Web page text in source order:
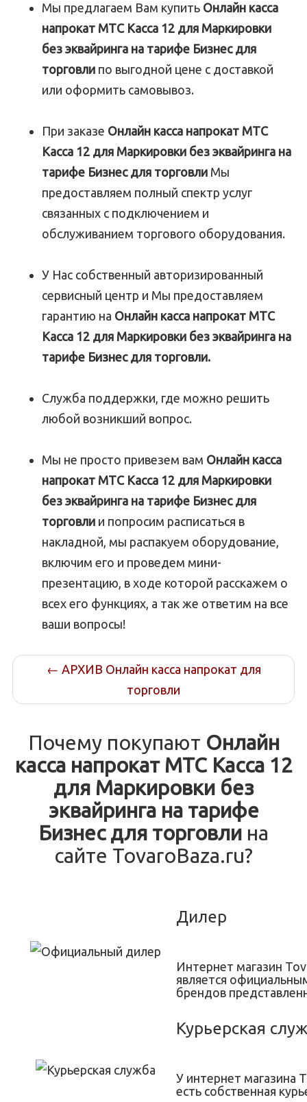
Мы предлагаем Вам купить Онлайн касса
напрокат МТС Касса 12 для Маркировки
без эквайринга на тарифе Бизнес для
торговли по выгодной цене с доставкой
или оформить самовывоз.
При заказе Онлайн касса напрокат МТС
Касса 12 для Маркировки без эквайринга на
тарифе Бизнес для торговли Мы
предоставляем полный спектр услуг
связанных с подключением и
обслуживанием торгового оборудования.
У Нас собственный авторизированный
сервисный центр и Мы предоставляем
гарантию на Онлайн касса напрокат МТС
Касса 12 для Маркировки без эквайринга на
тарифе Бизнес для торговли.
Служба поддержки, где можно решить
любой возникший вопрос.
Мы не просто привезем вам Онлайн касса
напрокат МТС Касса 12 для Маркировки
без эквайринга на тарифе Бизнес для
торговли и попросим расписаться в
накладной, мы распакуем оборудование,
включим его и проведем мини-
презентацию, в ходе которой расскажем о
всех его функциях, а так же ответим на все
ваши вопросы!
← АРХИВ Онлайн касса напрокат для
торговли
Почему покупают Онлайн
касса напрокат МТС Касса 12
для Маркировки без
эквайринга на тарифе
Бизнес для торговли на
сайте TovaroBaza.ru?
Дилер
Интернет магазин
является
брендов
Курьерская
У интернет магазина
есть собственная